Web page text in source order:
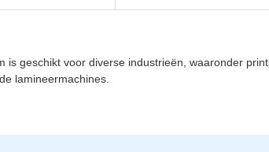
is geschikt voor diverse industrieën, waaronder
lamineermachines.